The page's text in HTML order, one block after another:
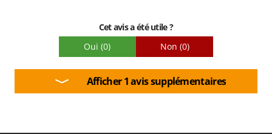
Cet avis a été utile ?
Oui (0) Non (0)
Afficher 1 avis supplémentaires